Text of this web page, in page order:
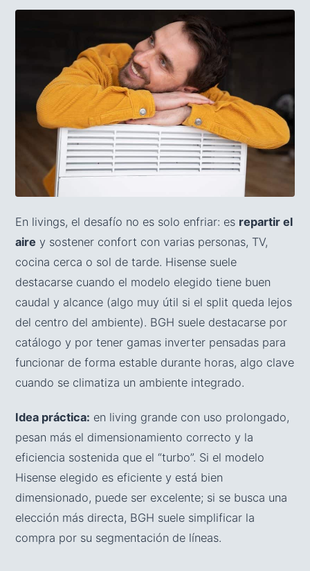
En livings, el desafío no es solo enfriar: es repartir el
aire y sostener confort con varias personas, TV,
cocina cerca o sol de tarde. Hisense suele
destacarse cuando el modelo elegido tiene buen
caudal y alcance (algo muy útil si el split queda lejos
del centro del ambiente). BGH suele destacarse por
catálogo y por tener gamas inverter pensadas para
funcionar de forma estable durante horas, algo clave
cuando se climatiza un ambiente integrado.
Idea práctica: en living grande con uso prolongado,
pesan más el dimensionamiento correcto y la
eficiencia sostenida que el “turbo”. Si el modelo
Hisense elegido es eficiente y está bien
dimensionado, puede ser excelente; si se busca una
elección más directa, BGH suele simplificar la
compra por su segmentación de líneas.